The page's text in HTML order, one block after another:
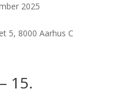
2025
5, 8000 Aarhus C
15.